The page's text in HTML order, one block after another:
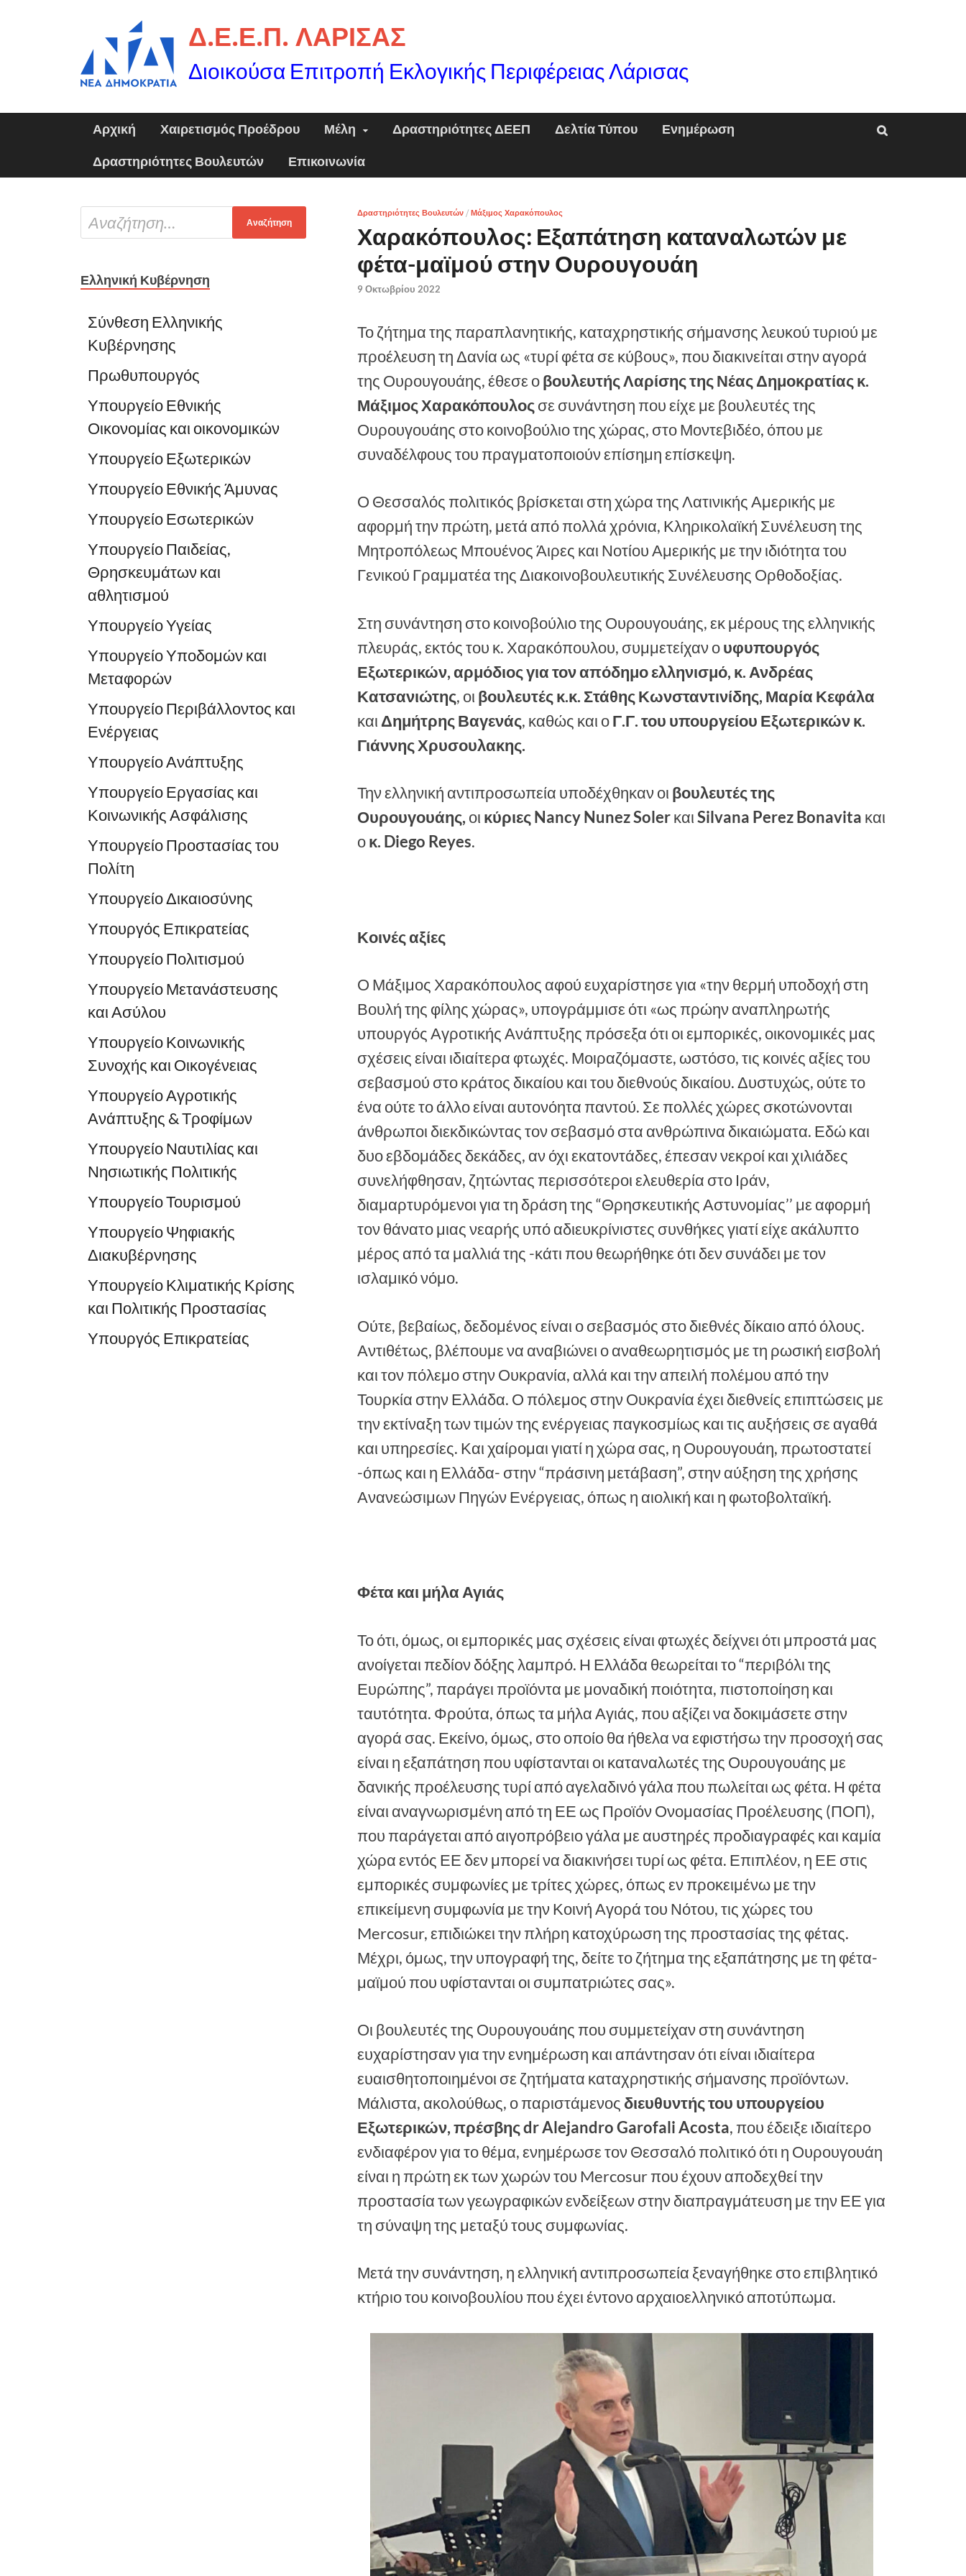
Δ.Ε.Ε.Π. ΛΑΡΙΣΑΣ
Διοικούσα Επιτροπή Εκλογικής Περιφέρειας Λάρισας
Αρχική Χαιρετισμός Προέδρου Μέλη Δραστηριότητες ΔΕΕΠ Δελτία Τύπου Ενημέρωση
Δραστηριότητες Βουλευτών Επικοινωνία
Δραστηριότητες Βουλευτών / Μάξιμος Χαρακόπουλος
Χαρακόπουλος: Εξαπάτηση καταναλωτών με
φέτα-μαϊμού στην Ουρουγουάη
9 Οκτωβρίου 2022
Το ζήτημα της παραπλανητικής, καταχρηστικής σήμανσης λευκού τυριού με
προέλευση τη Δανία ως «τυρί φέτα σε κύβους», που διακινείται στην αγορά
της Ουρουγουάης, έθεσε οβουλευτής Λαρίσης της Νέας Δημοκρατίας κ.
Μάξιμος Χαρακόπουλοςσε συνάντηση που είχε με βουλευτές της
Ουρουγουάης στο κοινοβούλιο της χώρας, στο Μοντεβιδέο, όπου με
συναδέλφους του πραγματοποιούν επίσημη επίσκεψη.
Ο Θεσσαλός πολιτικός βρίσκεται στη χώρα της Λατινικής Αμερικής με
αφορμή την πρώτη, μετά από πολλά χρόνια, Κληρικολαϊκή Συνέλευση της
Μητροπόλεως Μπουένος Άιρες και Νοτίου Αμερικής με την ιδιότητα του
Γενικού Γραμματέα της Διακοινοβουλευτικής Συνέλευσης Ορθοδοξίας.
Στη συνάντηση στο κοινοβούλιο της Ουρουγουάης, εκ μέρους της ελληνικής
πλευράς, εκτός του κ. Χαρακόπουλου, συμμετείχαν ουφυπουργός
Εξωτερικών, αρμόδιος για τον απόδημο ελληνισμό, κ. Ανδρέας
Κατσανιώτης, οι βουλευτές κ.κ. Στάθης Κωνσταντινίδης, Μαρία Κεφάλα
και Δημήτρης Βαγενάς, καθώς και οΓ.Γ. του υπουργείου Εξωτερικών κ.
Γιάννης Χρυσουλακης.
Την ελληνική αντιπροσωπεία υποδέχθηκαν οι βουλευτές της
Ουρουγουάης, οι κύριες Nancy Nunez SolerκαιSilvana Perez Bonavita και
οκ. Diego Reyes.
Κοινές αξίες
Ο Μάξιμος Χαρακόπουλος αφού ευχαρίστησε για «την θερμή υποδοχή στη
Βουλή της φίλης χώρας», υπογράμμισε ότι «ως πρώην αναπληρωτής
υπουργός Αγροτικής Ανάπτυξης πρόσεξα ότι οι εμπορικές, οικονομικές μας
σχέσεις είναι ιδιαίτερα φτωχές. Μοιραζόμαστε, ωστόσο, τις κοινές αξίες του
σεβασμού στο κράτος δικαίου και του διεθνούς δικαίου. Δυστυχώς, ούτε το
ένα ούτε το άλλο είναι αυτονόητα παντού. Σε πολλές χώρες σκοτώνονται
άνθρωποι διεκδικώντας τον σεβασμό στα ανθρώπινα δικαιώματα. Εδώ και
δυο εβδομάδες δεκάδες, αν όχι εκατοντάδες, έπεσαν νεκροί και χιλιάδες
συνελήφθησαν, ζητώντας περισσότεροι ελευθερία στο Ιράν,
διαμαρτυρόμενοι για τη δράση της “Θρησκευτικής Αστυνομίας’’ με αφορμή
τον θάνατο μιας νεαρής υπό αδιευκρίνιστες συνθήκες γιατί είχε ακάλυπτο
μέρος από τα μαλλιά της -κάτι που θεωρήθηκε ότι δεν συνάδει με τον
ισλαμικό νόμο.
Ούτε, βεβαίως, δεδομένος είναι ο σεβασμός στο διεθνές δίκαιο από όλους.
Αντιθέτως, βλέπουμε να αναβιώνει ο αναθεωρητισμός με τη ρωσική εισβολή
και τον πόλεμο στην Ουκρανία, αλλά και την απειλή πολέμου από την
Τουρκία στην Ελλάδα. Ο πόλεμος στην Ουκρανία έχει διεθνείς επιπτώσεις με
την εκτίναξη των τιμών της ενέργειας παγκοσμίως και τις αυξήσεις σε αγαθά
και υπηρεσίες. Και χαίρομαι γιατί η χώρα σας, η Ουρουγουάη, πρωτοστατεί
-όπως και η Ελλάδα- στην “πράσινη μετάβαση”, στην αύξηση της χρήσης
Ανανεώσιμων Πηγών Ενέργειας, όπως η αιολική και η φωτοβολταϊκή.
Φέτα και μήλα Αγιάς
Το ότι, όμως, οι εμπορικές μας σχέσεις είναι φτωχές δείχνει ότι μπροστά μας
ανοίγεται πεδίον δόξης λαμπρό. Η Ελλάδα θεωρείται το “περιβόλι της
Ευρώπης”, παράγει προϊόντα με μοναδική ποιότητα, πιστοποίηση και
ταυτότητα. Φρούτα, όπως τα μήλα Αγιάς, που αξίζει να δοκιμάσετε στην
αγορά σας. Εκείνο, όμως, στο οποίο θα ήθελα να εφιστήσω την προσοχή σας
είναι η εξαπάτηση που υφίστανται οι καταναλωτές της Ουρουγουάης με
δανικής προέλευσης τυρί από αγελαδινό γάλα που πωλείται ως φέτα. Η φέτα
είναι αναγνωρισμένη από τη ΕΕ ως Προϊόν Ονομασίας Προέλευσης (ΠΟΠ),
που παράγεται από αιγοπρόβειο γάλα με αυστηρές προδιαγραφές και καμία
χώρα εντός ΕΕ δεν μπορεί να διακινήσει τυρί ως φέτα. Επιπλέον, η ΕΕ στις
εμπορικές συμφωνίες με τρίτες χώρες, όπως εν προκειμένω με την
επικείμενη συμφωνία με την Κοινή Αγορά του Νότου, τις χώρες του
Mercosur, επιδιώκει την πλήρη κατοχύρωση της προστασίας της φέτας.
Μέχρι, όμως, την υπογραφή της, δείτε το ζήτημα της εξαπάτησης με τη φέτα-
μαϊμού που υφίστανται οι συμπατριώτες σας».
Οι βουλευτές της Ουρουγουάης που συμμετείχαν στη συνάντηση
ευχαρίστησαν για την ενημέρωση και απάντησαν ότι είναι ιδιαίτερα
ευαισθητοποιημένοι σε ζητήματα καταχρηστικής σήμανσης προϊόντων.
Μάλιστα, ακολούθως, ο παριστάμενος διευθυντής του υπουργείου
Εξωτερικών, πρέσβης dr Alejandro Garofali Acosta, που έδειξε ιδιαίτερο
ενδιαφέρον για το θέμα, ενημέρωσε τον Θεσσαλό πολιτικό ότι η Ουρουγουάη
είναι η πρώτη εκ των χωρών του Mercosur που έχουν αποδεχθεί την
προστασία των γεωγραφικών ενδείξεων στην διαπραγμάτευση με την ΕΕ για
τη σύναψη της μεταξύ τους συμφωνίας.
Μετά την συνάντηση, η ελληνική αντιπροσωπεία ξεναγήθηκε στο επιβλητικό
κτήριο του κοινοβουλίου που έχει έντονο αρχαιοελληνικό αποτύπωμα.
Ελληνική Κυβέρνηση
Σύνθεση Ελληνικής
Κυβέρνησης
Πρωθυπουργός
Υπουργείο Εθνικής
Οικονομίας και οικονομικών
Υπουργείο Εξωτερικών
Υπουργείο Εθνικής Άμυνας
Υπουργείο Εσωτερικών
Υπουργείο Παιδείας,
Θρησκευμάτων και
αθλητισμού
Υπουργείο Υγείας
Υπουργείο Υποδομών και
Μεταφορών
Υπουργείο Περιβάλλοντος και
Ενέργειας
Υπουργείο Ανάπτυξης
Υπουργείο Εργασίας και
Κοινωνικής Ασφάλισης
Υπουργείο Προστασίας του
Πολίτη
Υπουργείο Δικαιοσύνης
Υπουργός Επικρατείας
Υπουργείο Πολιτισμού
Υπουργείο Μετανάστευσης
και Ασύλου
Υπουργείο Κοινωνικής
Συνοχής και Οικογένειας
Υπουργείο Αγροτικής
Ανάπτυξης & Τροφίμων
Υπουργείο Ναυτιλίας και
Νησιωτικής Πολιτικής
Υπουργείο Τουρισμού
Υπουργείο Ψηφιακής
Διακυβέρνησης
Υπουργείο Κλιματικής Κρίσης
και Πολιτικής Προστασίας
Υπουργός Επικρατείας